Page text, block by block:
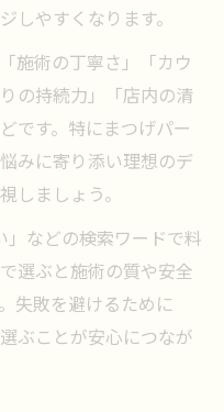
しやすくなります。
施術の丁寧さ」「カウ
の持続力」「店内の清
です。特にまつげパー
みに寄り添い理想のデ
しましょう。
」などの検索ワードで料
選ぶと施術の質や安全
失敗を避けるために
ぶことが安心につなが